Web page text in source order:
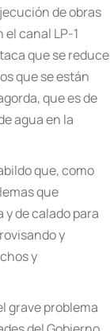
de obras
canal LP-1
que se reduce
que se están
que es de
agua en la
que, como
que
de calado para
y
y
grave problema